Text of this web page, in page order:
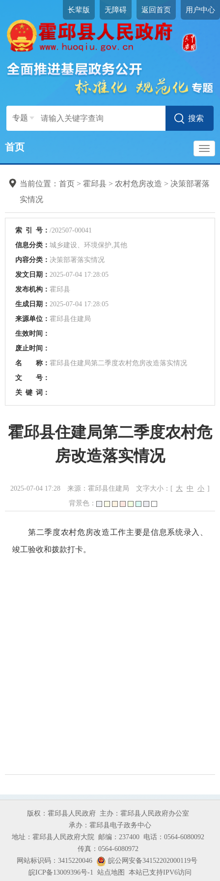
长辈版 无障碍 返回首页 用户中心
专题
首页
当前位置： 首页 > 霍邱县 > 农村危房改造 > 决策部署落
实情况
索 引 号： /202507-00041
信息分类： 城乡建设、环境保护,其他
内容分类： 决策部署落实情况
发文日期： 2025-07-04 17:28:05
发布机构： 霍邱县
生成日期： 2025-07-04 17:28:05
来源单位： 霍邱县住建局
生效时间：
废止时间：
名 称： 霍邱县住建局第二季度农村危房改造落实情况
文 号：
关 键 词：
霍邱县住建局第二季度农村危
房改造落实情况
2025-07-04 17:28 来源：霍邱县住建局 文字大小：[ 大 中 小 ]
背景色：
第二季度农村危房改造工作主要是信息系统录入、
竣工验收和拨款打卡。
版权：霍邱县人民政府 主办：霍邱县人民政府办公室
承办：霍邱县电子政务中心
地址：霍邱县人民政府大院 邮编：237400 电话：0564-6080092
传真：0564-6080972
网站标识码：3415220046
皖公网安备34152202000119号
皖ICP备13009396号-1 站点地图 本站已支持IPV6访问